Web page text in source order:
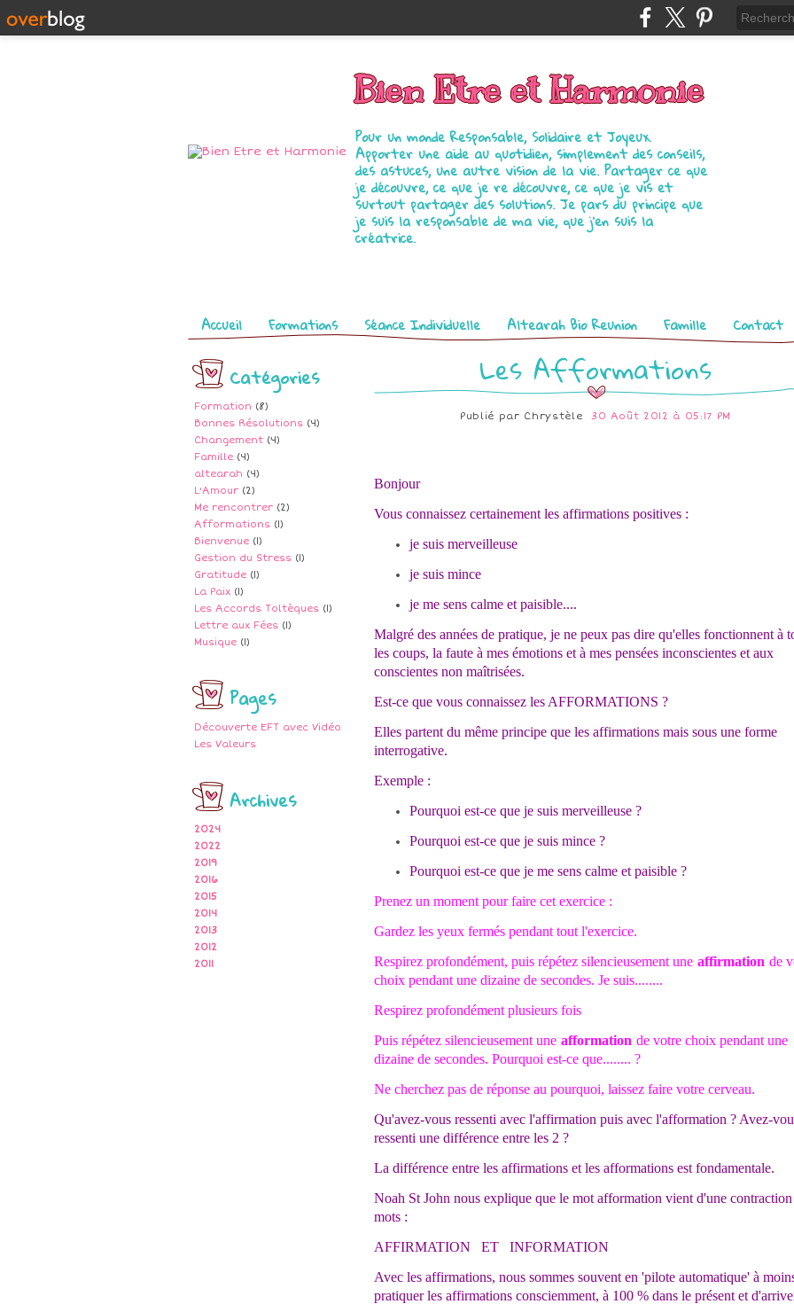
Bien Etre et Harmonie
Pour un monde Responsable, Solidaire et Joyeux.
Apporter une aide au quotidien, simplement des conseils,
des astuces, une autre vision de la vie. Partager ce que
je découvre, ce que je re découvre, ce que je vis et
surtout partager des solutions. Je pars du principe que
je suis la responsable de ma vie, que j'en suis la
créatrice.
Pages
Accueil Formations Séance Individuelle Altearah Bio Reunion Famille Contact
Catégories
Formation (8)
Bonnes Résolutions (4)
Changement (4)
Famille (4)
altearah (4)
L'Amour (2)
Me rencontrer (2)
Afformations (1)
Bienvenue (1)
Gestion du Stress (1)
Gratitude (1)
La Paix (1)
Les Accords Toltèques (1)
Lettre aux Fées (1)
Musique (1)
Pages
Découverte EFT avec Vidéo
Les Valeurs
Archives
2024
2022
2019
2016
2015
2014
2013
2012
2011
Les Afformations
Publié par Chrystèle 30 Août 2012 à 05:17 PM
Bonjour
Vous connaissez certainement les affirmations positives :
je suis merveilleuse
je suis mince
je me sens calme et paisible....
Malgré des années de pratique, je ne peux pas dire qu'elles fonctionnent à
les coups, la faute à mes émotions et à mes pensées inconscientes et aux
conscientes non maîtrisées.
Est-ce que vous connaissez les AFFORMATIONS ?
Elles partent du même principe que les affirmations mais sous une forme
interrogative.
Exemple :
Pourquoi est-ce que je suis merveilleuse ?
Pourquoi est-ce que je suis mince ?
Pourquoi est-ce que je me sens calme et paisible ?
Prenez un moment pour faire cet exercice :
Gardez les yeux fermés pendant tout l'exercice.
Respirez profondément, puis répétez silencieusement une affirmation de
choix pendant une dizaine de secondes. Je suis........
Respirez profondément plusieurs fois
Puis répétez silencieusement une afformation de votre choix pendant une
dizaine de secondes. Pourquoi est-ce que........ ?
Ne cherchez pas de réponse au pourquoi, laissez faire votre cerveau.
Qu'avez-vous ressenti avec l'affirmation puis avec l'afformation ? Avez-
ressenti une différence entre les 2 ?
La différence entre les affirmations et les afformations est fondamentale.
Noah St John nous explique que le mot afformation vient d'une contraction
mots :
AFFIRMATION ET INFORMATION
Avec les affirmations, nous sommes souvent en 'pilote automatique' à
pratiquer les affirmations consciemment, à 100 % dans le présent et